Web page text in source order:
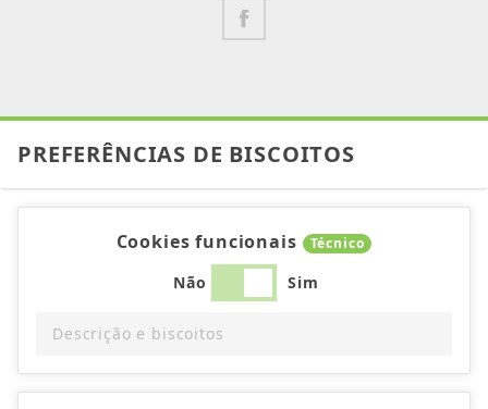
PREFERÊNCIAS DE BISCOITOS
Cookies funcionais Técnico
Não Sim
Descrição e biscoitos